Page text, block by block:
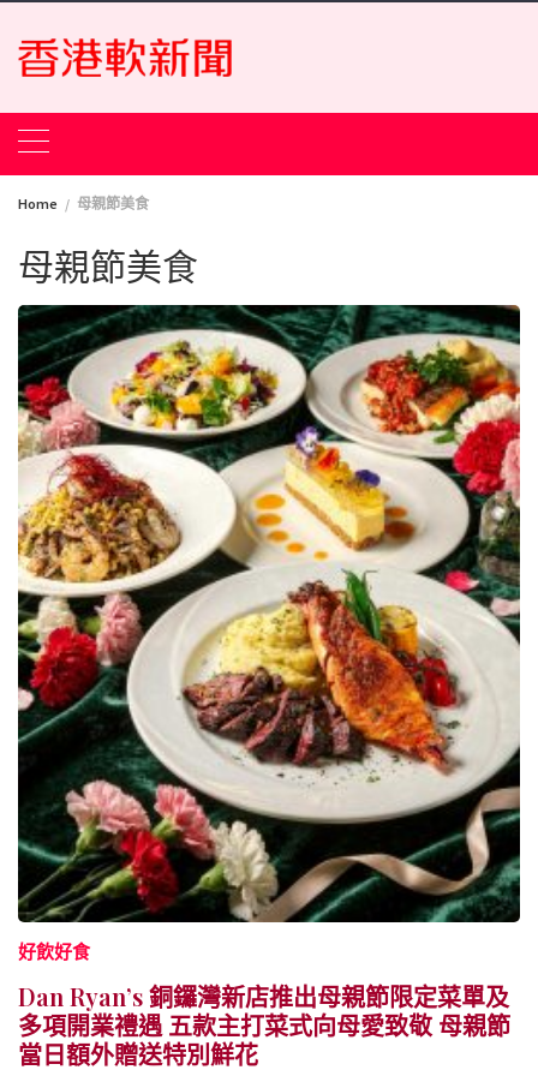
Skip
content
Home 母親節美食
母親節美食
好飲好食
Dan Ryan’s 銅鑼灣新店推出母親節限定菜單及
多項開業禮遇 五款主打菜式向母愛致敬 母親節
當日額外贈送特別鮮花